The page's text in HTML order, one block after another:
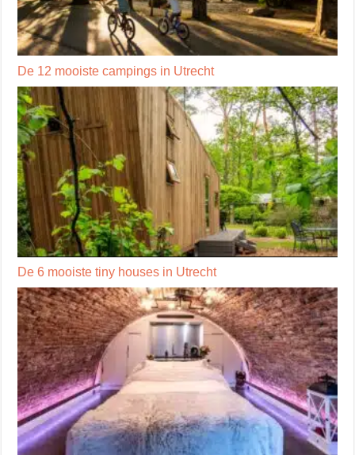
De 12 mooiste campings in Utrecht
De 6 mooiste tiny houses in Utrecht